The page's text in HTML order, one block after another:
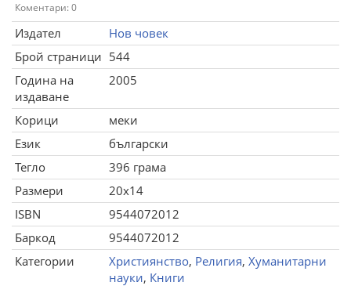
Коментари: 0
Издател
Нов човек
Брой страници 544
Година на
издаване
2005
Корици
меки
Език
български
Тегло
396 грама
Размери
20x14
ISBN
9544072012
Баркод
9544072012
Категории
Християнство, Религия, Хуманитарни
науки, Книги